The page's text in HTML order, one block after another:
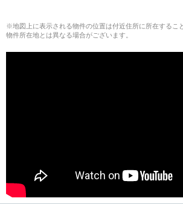
※地図上に表示される物件の位置は付近住所に所在するこ
物件所在地とは異なる場合がございます。